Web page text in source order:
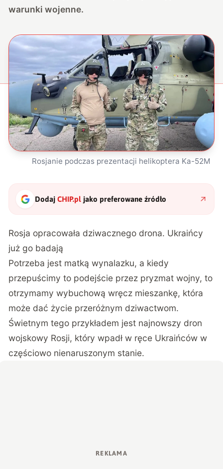
warunki wojenne.
Rosjanie podczas prezentacji helikoptera Ka-52M
DodajCHIP.pl jako preferowane źródło
Rosja opracowała dziwacznego drona. Ukraińcy
już go badają
Potrzeba jest matką wynalazku, a kiedy
przepuścimy to podejście przez pryzmat wojny, to
otrzymamy wybuchową wręcz mieszankę, która
może dać życie przeróżnym dziwactwom.
Świetnym tego przykładem jest najnowszy dron
wojskowy Rosji, który wpadł w ręce Ukraińców w
częściowo nienaruszonym stanie.